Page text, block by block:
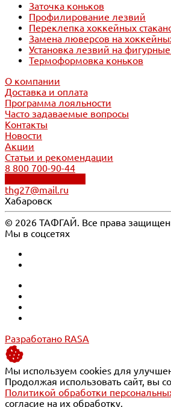
Заточка коньков
Профилирование лезвий
Переклепка хоккейных
Замена люверсов на
Установка лезвий на
Термоформовка коньков
О компании
Доставка и оплата
Программа лояльности
Часто задаваемые вопросы
Контакты
Новости
Акции
Статьи и рекомендации
8 800 700-90-44
thg27@mail.ru
Хабаровск
© 2026 ТАФГАЙ. Все права
Мы в соцсетях
Разработано RASA
Мы используем cookies для
Продолжая использовать сайт, вы
Политикой обработки
согласие на их обработку.